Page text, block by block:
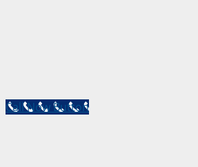
Call Now Button